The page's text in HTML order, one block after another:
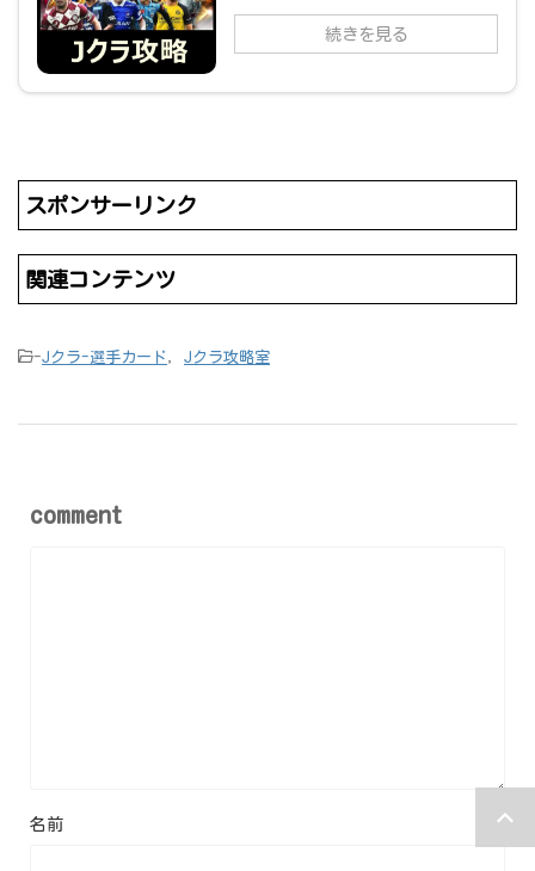
続きを見る
スポンサーリンク
関連コンテンツ
-Jクラ-選手カード, Jクラ攻略室
comment
名前